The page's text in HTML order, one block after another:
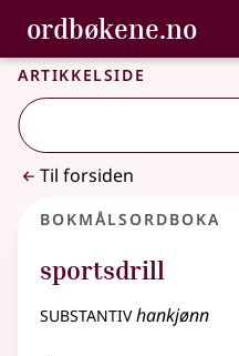
Gå til hovedinnhold
Tilgjengelighet
ordbøkene.no,
Bokmålsordboka og
Artikkelside
Til forsiden
Bokmålsordboka
sportsdrill
substantivhankjønn